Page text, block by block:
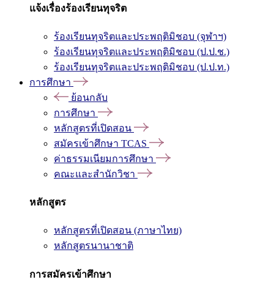
แจ้งเรื่องร้องเรียนทุจริต
ร้องเรียนทุจริตและประพฤติมิชอบ (จุฬาฯ)
ร้องเรียนทุจริตและประพฤติมิชอบ (ป.ป.ช.)
ร้องเรียนทุจริตและประพฤติมิชอบ (ป.ป.ท.)
การศึกษา
ย้อนกลับ
การศึกษา
หลักสูตรที่เปิดสอน
สมัครเข้าศึกษา TCAS
ค่าธรรมเนียมการศึกษา
คณะและสำนักวิชา
หลักสูตร
หลักสูตรที่เปิดสอน (ภาษาไทย)
หลักสูตรนานาชาติ
การสมัครเข้าศึกษา